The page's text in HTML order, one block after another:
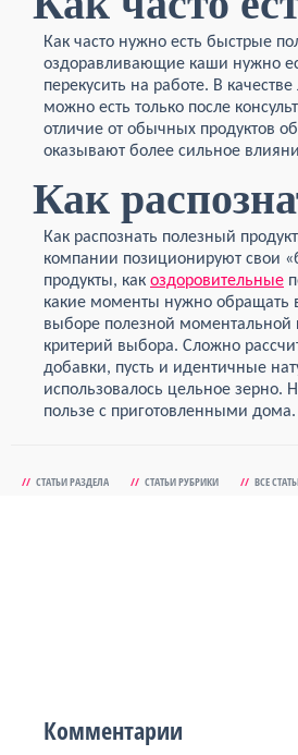
Как часто нужно есть быстрые
оздоравливающие каши нужно
перекусить на работе. В
можно есть только после
отличие от обычных продуктов
оказывают более сильное
Как
Как распознать полезный
компании позиционируют свои
продукты, как оздоровительные
какие моменты нужно обращать
выборе полезной моментальной
критерий выбора. Сложно
добавки, пусть и идентичные
использовалось цельное зерно.
пользе с приготовленными дома.
// СТАТЬИ РАЗДЕЛА // СТАТЬИ РУБРИКИ // ВСЕ
Комментарии